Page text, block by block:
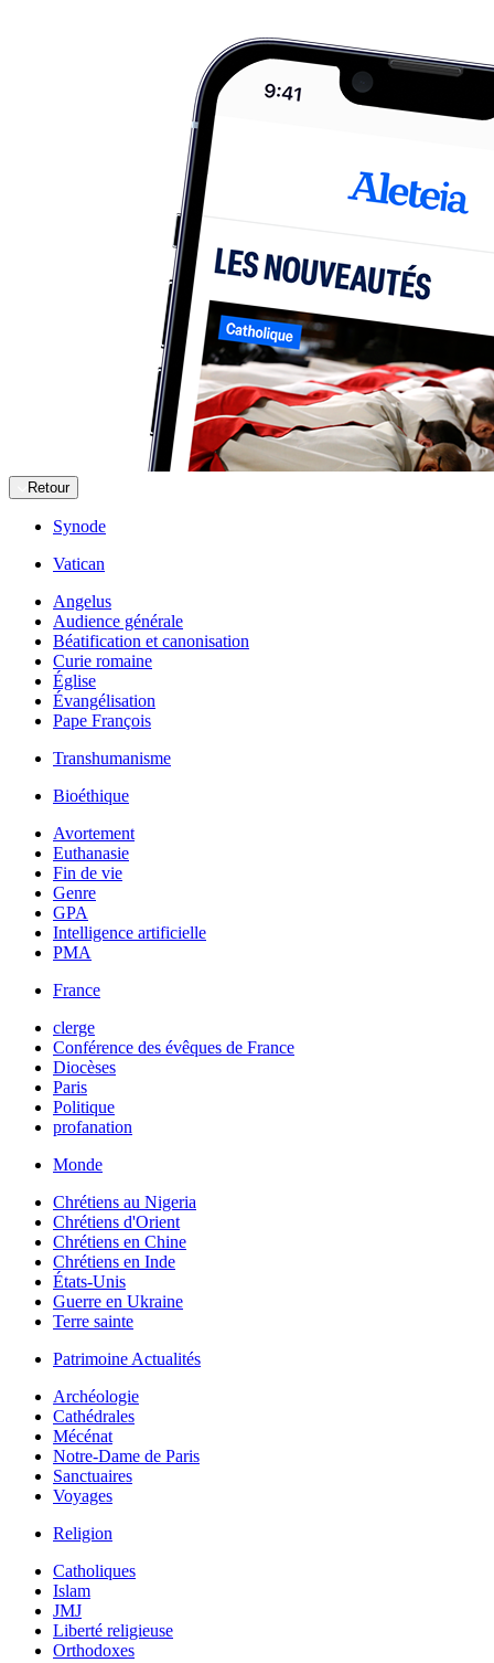
Retour
Synode
Vatican
Angelus
Audience générale
Béatification et canonisation
Curie romaine
Église
Évangélisation
Pape François
Transhumanisme
Bioéthique
Avortement
Euthanasie
Fin de vie
Genre
GPA
Intelligence artificielle
PMA
France
clerge
Conférence des évêques de France
Diocèses
Paris
Politique
profanation
Monde
Chrétiens au Nigeria
Chrétiens d'Orient
Chrétiens en Chine
Chrétiens en Inde
États-Unis
Guerre en Ukraine
Terre sainte
Patrimoine Actualités
Archéologie
Cathédrales
Mécénat
Notre-Dame de Paris
Sanctuaires
Voyages
Religion
Catholiques
Islam
JMJ
Liberté religieuse
Orthodoxes